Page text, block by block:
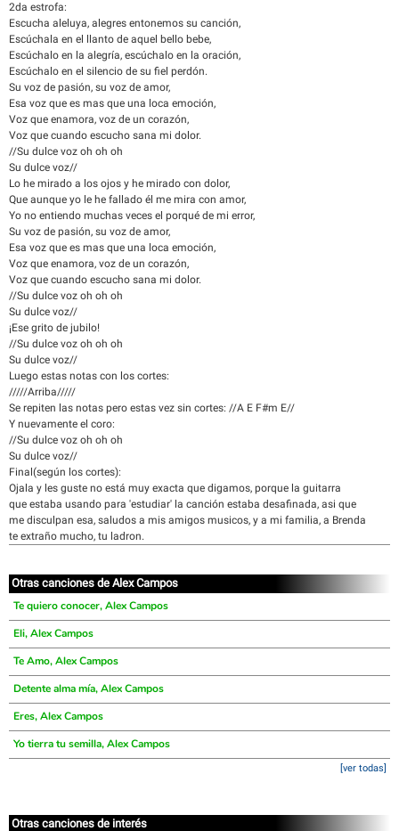
2da estrofa:
Escucha aleluya, alegres entonemos su canción,
Escúchala en el llanto de aquel bello bebe,
Escúchalo en la alegría, escúchalo en la oración,
Escúchalo en el silencio de su fiel perdón.
Su voz de pasión, su voz de amor,
Esa voz que es mas que una loca emoción,
Voz que enamora, voz de un corazón,
Voz que cuando escucho sana mi dolor.
//Su dulce voz oh oh oh
Su dulce voz//
Lo he mirado a los ojos y he mirado con dolor,
Que aunque yo le he fallado él me mira con amor,
Yo no entiendo muchas veces el porqué de mi error,
Su voz de pasión, su voz de amor,
Esa voz que es mas que una loca emoción,
Voz que enamora, voz de un corazón,
Voz que cuando escucho sana mi dolor.
//Su dulce voz oh oh oh
Su dulce voz//
¡Ese grito de jubilo!
//Su dulce voz oh oh oh
Su dulce voz//
Luego estas notas con los cortes:
/////Arriba/////
Se repiten las notas pero estas vez sin cortes: //A E F#m E//
Y nuevamente el coro:
//Su dulce voz oh oh oh
Su dulce voz//
Final(según los cortes):
Ojala y les guste no está muy exacta que digamos, porque la guitarra
que estaba usando para 'estudiar' la canción estaba desafinada, asi que
me disculpan esa, saludos a mis amigos musicos, y a mi familia, a Brenda
te extraño mucho, tu ladron.
Otras canciones de Alex Campos
Te quiero conocer, Alex Campos
Eli, Alex Campos
Te Amo, Alex Campos
Detente alma mía, Alex Campos
Eres, Alex Campos
Yo tierra tu semilla, Alex Campos
[ver todas]
Otras canciones de interés